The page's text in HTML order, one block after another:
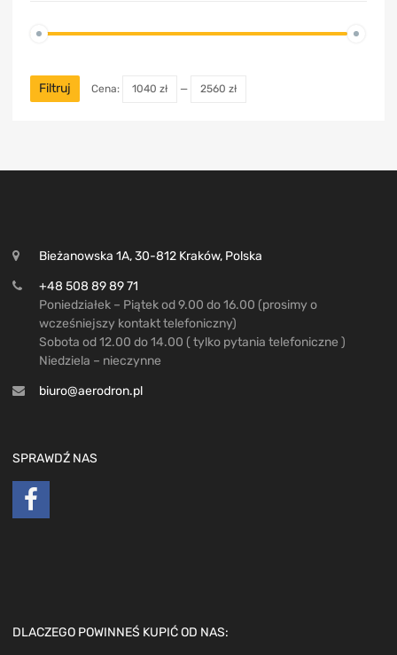
Filtruj Cena: 1040 zł — 2560 zł
Bieżanowska 1A, 30-812 Kraków, Polska
+48 508 89 89 71
Poniedziałek – Piątek od 9.00 do 16.00 (prosimy o
wcześniejszy kontakt telefoniczny)
Sobota od 12.00 do 14.00 ( tylko pytania telefoniczne )
Niedziela – nieczynne
biuro@aerodron.pl
SPRAWDŹ NAS
DLACZEGO POWINNEŚ KUPIĆ OD NAS: